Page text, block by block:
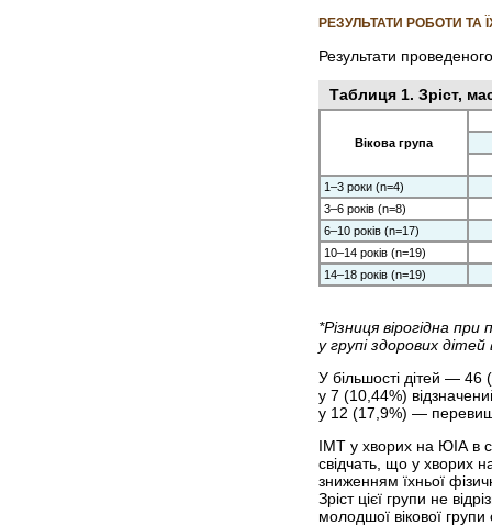
РЕЗУЛЬТАТИ РОБОТИ ТА
Результати
Таблиця 1. Зріст,
Вікова група
1–3 роки (n=4)
3–6 років (n=8)
6–10 років (n=17)
10–14 років (n=19)
14–18 років (n=19)
*Різниця вірогідна при
у групі здорових дітей
У більшості дітей — 46
у 7 (10,44%)
у 12 (17,9%) —
ІМТ у хворих на ЮІА в
свідчать, що у хворих
зниженням їхньої
Зріст цієї групи не
молодшої вікової групи